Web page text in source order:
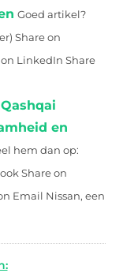
Goed artikel?
Share on
LinkedIn Share
en
hem dan op:
Share on
Email Nissan, een